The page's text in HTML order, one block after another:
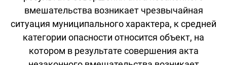
вмешательства возникает чрезвычайная
ситуация муниципального характера, к средней
категории опасности относится объект, на
котором в результате совершения акта